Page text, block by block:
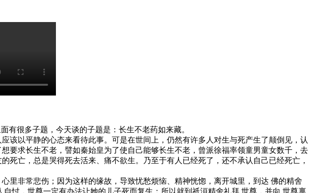
有很多子题，今天谈的子题是：长生不老药如来藏。
该以平静的心态来看待此事。可是在世间上，仍然有许多人对生与死产生了颠倒见，认
要求长生不老，譬如秦始皇为了使自己能够长生不老，曾派徐福率领童男童女数千，去
亡，总是哭得死去活来、痛不欲生。乃至于有人已经死了，还不承认自己已经死亡，
里非常悲伤；因为这样的缘故，导致忧愁烦恼、精神恍惚，离开城里，到达 佛的精舍